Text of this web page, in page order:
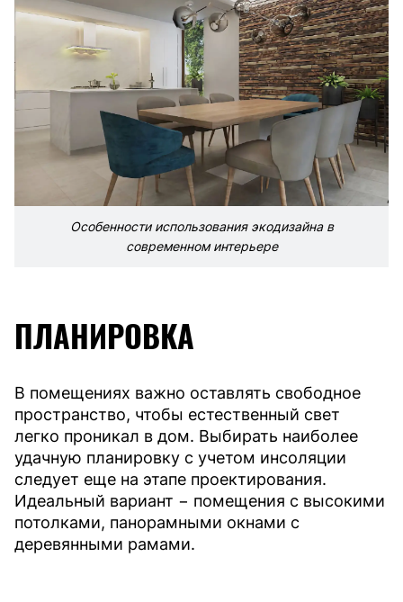
Особенности использования экодизайна в
современном интерьере
ПЛАНИРОВКА
В помещениях важно оставлять свободное
пространство, чтобы естественный свет
легко проникал в дом. Выбирать наиболее
удачную планировку с учетом инсоляции
следует еще на этапе проектирования.
Идеальный вариант − помещения с высокими
потолками, панорамными окнами с
деревянными рамами.